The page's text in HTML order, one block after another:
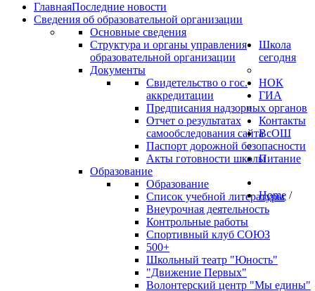
ГлавнаяПоследние новости
Сведения об образовательной организации
Основные сведения
Структура и органы управления
образовательной организации
Документы
Свидетельство о гос.
аккредитации
Предписания надзорных органов
Отчет о результатах
самообследования сайта
Паспорт дорожной безопасности
Акты готовности школы
Образование
Образование
Список учебной литературы
Внеурочная деятельность
Контрольные работы
Спортивный клуб СОЮЗ
500+
Школьный театр "Юность"
"Движение Первых"
Волонтерский центр "Мы едины"
Школа
сегодня
НОК
ГИА
Контакты
ВсОШ
Питание
Home /